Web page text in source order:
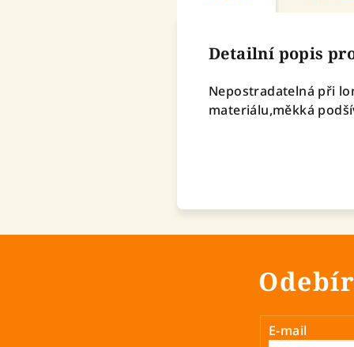
Detailní popis
Nepostradatelná při
materiálu,měkká
E-mail